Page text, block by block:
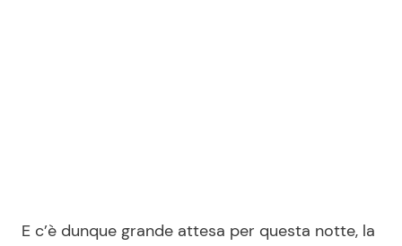
E c’è dunque grande attesa per questa notte, la